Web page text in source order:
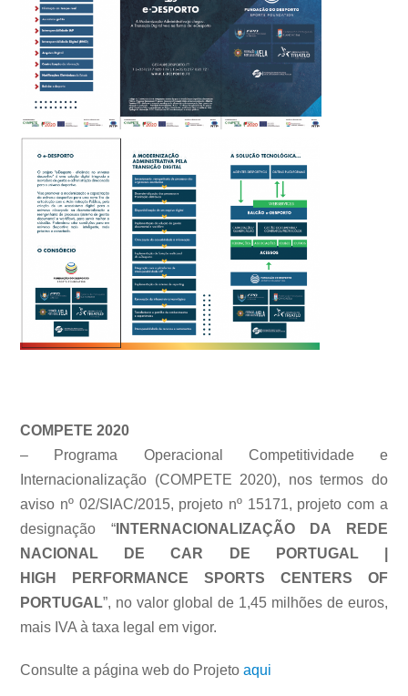
COMPETE 2020
– Programa Operacional Competitividade e
Internacionalização (COMPETE 2020), nos termos do
aviso nº 02/SIAC/2015, projeto nº 15171, projeto com a
designação “INTERNACIONALIZAÇÃO DA REDE
NACIONAL DE CAR DE PORTUGAL |
HIGH
PERFORMANCE SPORTS CENTERS OF
PORTUGAL”, no valor global de 1,45 milhões de euros,
mais IVA à taxa legal em vigor.
Consulte a página web do Projetoaqui